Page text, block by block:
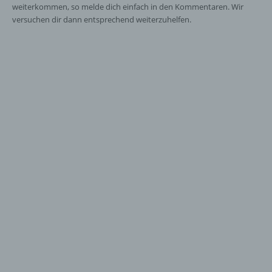
weiterkommen, so melde dich einfach in den Kommentaren. Wir
versuchen dir dann entsprechend weiterzuhelfen.